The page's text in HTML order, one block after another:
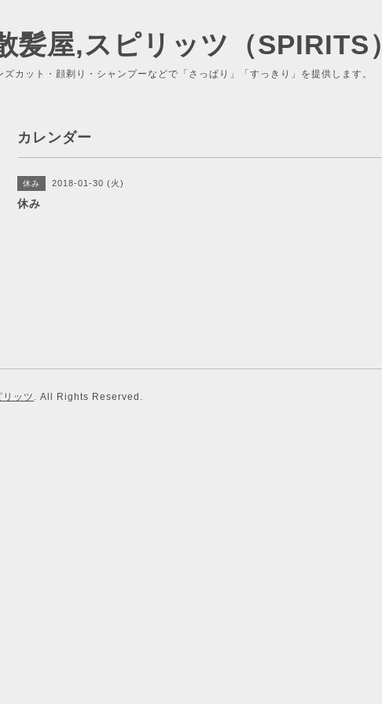
髪屋,スピリッツ（SPIRITS
カット・顔剃り・シャンプーなどで「さっぱり」「すっきり」を提供します。
カレンダー
休み 2018-01-30 (火)
休み
ッツ . All Rights Reserved.